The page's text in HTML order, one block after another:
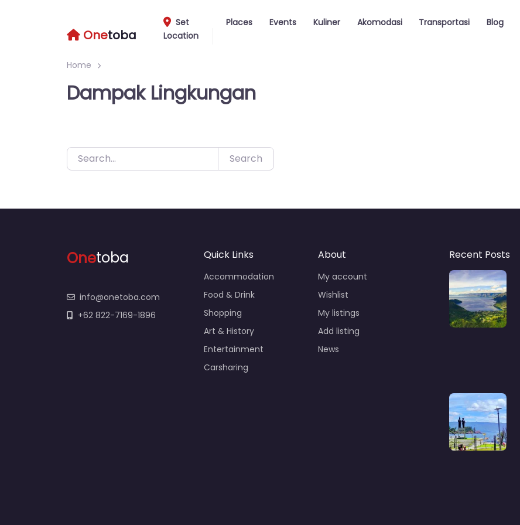
Onetoba
Set
Location
Places Events Kuliner Akomodasi Transportasi
Blog
Home
Dampak Lingkungan
Search
Onetoba
info@onetoba.com
+62 822-7169-1896
Quick Links
Accommodation
Food & Drink
Shopping
Art & History
Entertainment
Carsharing
About
My account
Wishlist
My listings
Add listing
News
Recent Posts